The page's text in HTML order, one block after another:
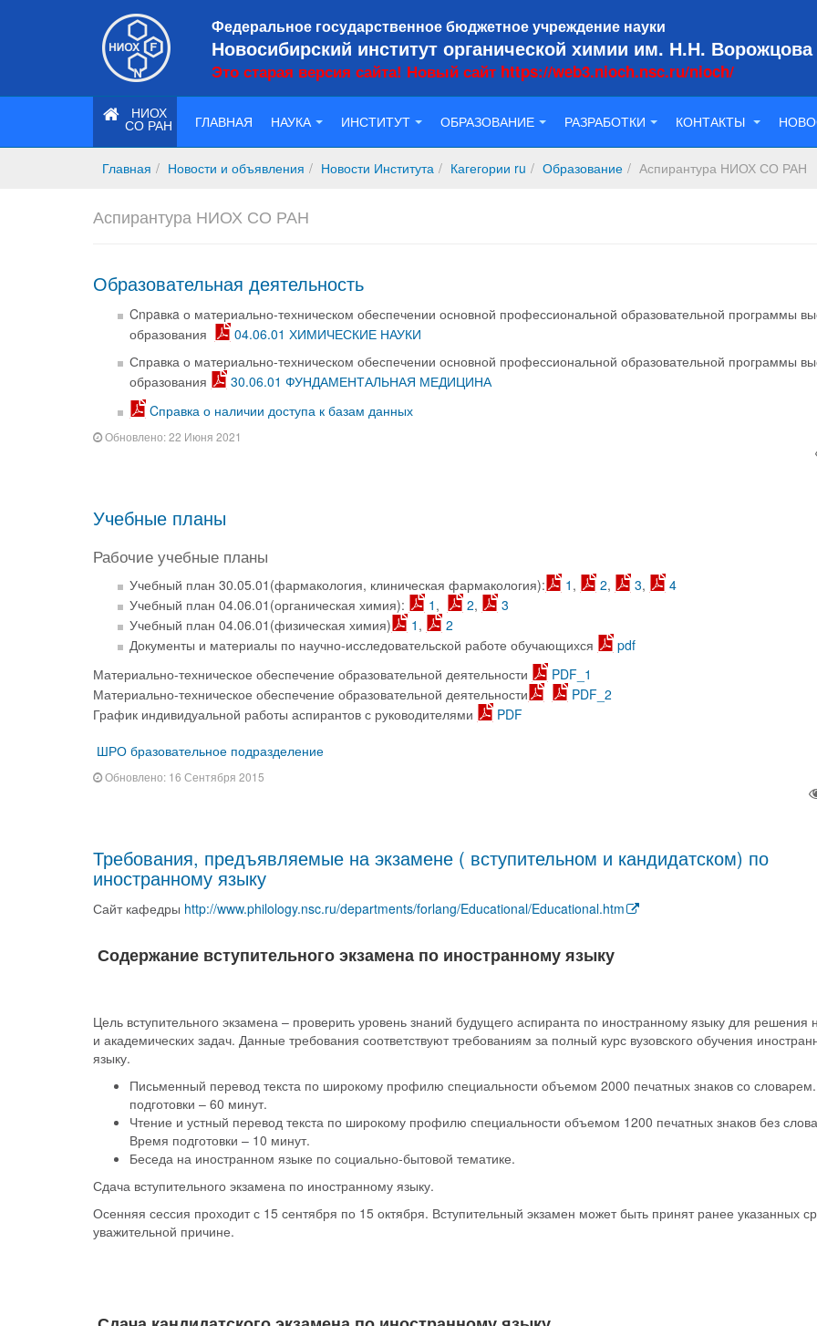
Федеральное государственное бюджетное учреждение науки
Новосибирский институт органической химии им. Н.Н. Ворожцова
Это старая версия сайта! Новый сайт https://web3.nioch.nsc.ru/nioch/
НИОХ
СО РАН ГЛАВНАЯ НАУКА ИНСТИТУТ ОБРАЗОВАНИЕ РАЗРАБОТКИ КОНТАКТЫ
Главная Новости и объявления Новости Института Кагегории ru Образование Аспирантура НИОХ СО РАН
Аспирантура НИОХ СО РАН
Образовательная деятельность
Cnpaвкa о материально-техническом обеспечении основной профессиональной образовательной программы
образования
04.06.01 ХИМИЧЕСКИЕ НАУКИ
Справка о материально-техническом обеспечении основной профессиональной образовательной программы
образования
30.06.01 ФУНДАМЕНТАЛЬНАЯ МЕДИЦИНА
Cправка о наличии доступа к базам данных
Обновлено: 22 Июня 2021
Учебные планы
Рабочие учебные планы
Учебный план 30.05.01(фармакология, клиническая фармакология): 1 , 2, 3,
4
Учебный план 04.06.01(органическая химия):
1 , 2,
3
Учебный план 04.06.01(физическая химия)
1 ,
2
Документы и материалы по научно-исследовательской работе обучающихся
pdf
Материально-техническое обеспечение образовательной деятельности
PDF_1
Материально-техническое обеспечение образовательной деятельности
PDF_2
График индивидуальной работы аспирантов с руководителями
PDF
ШРО бразовательное подразделение
Обновлено: 16 Сентября 2015
Требования, предъявляемые на экзамене ( вступительном и кандидатском) по
иностранному языку
Сайт кафедры http://www.philology.nsc.ru/departments/forlang/Educational/Educational.htm
Содержание вступительного экзамена по иностранному языку
Цель вступительного экзамена – проверить уровень знаний будущего аспиранта по иностранному языку для решения
и академических задач. Данные требования соответствуют требованиям за полный курс вузовского обучения
языку.
Письменный перевод текста по широкому профилю специальности объемом 2000 печатных знаков со
подготовки – 60 минут.
Чтение и устный перевод текста по широкому профилю специальности объемом 1200 печатных знаков без
Время подготовки – 10 минут.
Беседа на иностранном языке по социально-бытовой тематике.
Сдача вступительного экзамена по иностранному языку.
Осенняя сессия проходит с 15 сентября по 15 октября. Вступительный экзамен может быть принят ранее указанных
уважительной причине.